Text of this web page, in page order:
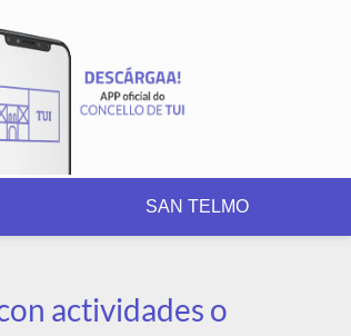
SAN TELMO
actividades o